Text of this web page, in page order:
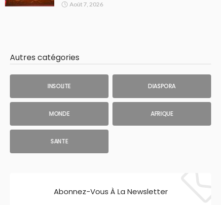
Août 7, 2026
Autres catégories
INSOLITE DIASPORA
MONDE AFRIQUE
SANTE
Abonnez-Vous À La Newsletter